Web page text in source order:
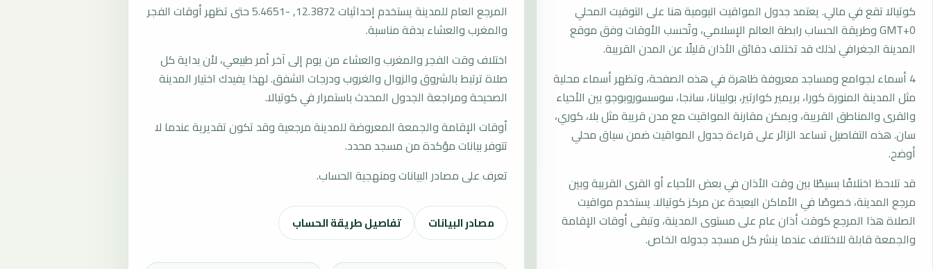
كوتيالا تقع في مالي. يعتمد جدول المواقيت اليومية هنا على التوقيت المحلي
GMT+0 وطريقة الحساب رابطة العالم الإسلامي، وتُحسب الأوقات وفق موقع
المدينة الجغرافي لذلك قد تختلف دقائق الأذان قليلًا عن المدن القريبة.
4 أسماء لجوامع ومساجد معروفة ظاهرة في هذه الصفحة، وتظهر أسماء محلية
مثل المدينة المنورة كورا، بريمير كوارتير، بوليبانا، سانجا، سوسسوروبوجو بين الأحياء
والقرى والمناطق القريبة، ويمكن مقارنة المواقيت مع مدن قريبة مثل بلا، كوري،
سان. هذه التفاصيل تساعد الزائر على قراءة جدول المواقيت ضمن سياق محلي
أوضح.
قد تلاحظ اختلافًا بسيطًا بين وقت الأذان في بعض الأحياء أو القرى القريبة وبين
مرجع المدينة، خصوصًا في الأماكن البعيدة عن مركز كوتيالا. يستخدم مواقيت
الصلاة هذا المرجع كوقت أذان عام على مستوى المدينة، وتبقى أوقات الإقامة
والجمعة قابلة للاختلاف عندما ينشر كل مسجد جدوله الخاص.
المرجع العام للمدينة يستخدم إحداثيات 12.3872, -5.4651 حتى تظهر أوقات الفجر
والمغرب والعشاء بدقة مناسبة.
اختلاف وقت الفجر والمغرب والعشاء من يوم إلى آخر أمر طبيعي، لأن بداية كل
صلاة ترتبط بالشروق والزوال والغروب ودرجات الشفق. لهذا يفيدك اختيار المدينة
الصحيحة ومراجعة الجدول المحدث باستمرار في كوتيالا.
أوقات الإقامة والجمعة المعروضة للمدينة مرجعية وقد تكون تقديرية عندما لا
تتوفر بيانات مؤكدة من مسجد محدد.
تعرف على مصادر البيانات ومنهجية الحساب.
مصادر البيانات تفاصيل طريقة الحساب